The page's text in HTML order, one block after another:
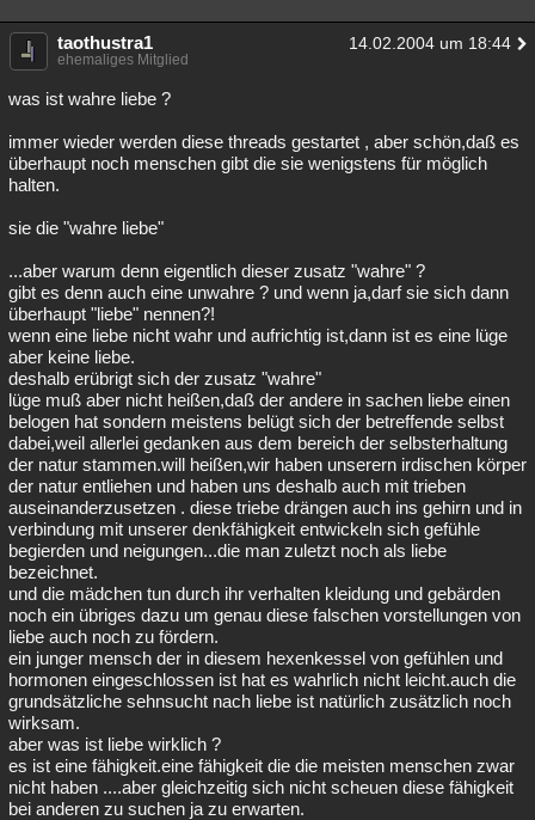
taothustra1 14.02.2004 um 18:44
ehemaliges Mitglied
was ist wahre liebe ?
immer wieder werden diese threads gestartet , aber schön,daß es
überhaupt noch menschen gibt die sie wenigstens für möglich
halten.
sie die "wahre liebe"
...aber warum denn eigentlich dieser zusatz "wahre" ?
gibt es denn auch eine unwahre ? und wenn ja,darf sie sich dann
überhaupt "liebe" nennen?!
wenn eine liebe nicht wahr und aufrichtig ist,dann ist es eine lüge
aber keine liebe.
deshalb erübrigt sich der zusatz "wahre"
lüge muß aber nicht heißen,daß der andere in sachen liebe einen
belogen hat sondern meistens belügt sich der betreffende selbst
dabei,weil allerlei gedanken aus dem bereich der selbsterhaltung
der natur stammen.will heißen,wir haben unserern irdischen körper
der natur entliehen und haben uns deshalb auch mit trieben
auseinanderzusetzen . diese triebe drängen auch ins gehirn und in
verbindung mit unserer denkfähigkeit entwickeln sich gefühle
begierden und neigungen...die man zuletzt noch als liebe
bezeichnet.
und die mädchen tun durch ihr verhalten kleidung und gebärden
noch ein übriges dazu um genau diese falschen vorstellungen von
liebe auch noch zu fördern.
ein junger mensch der in diesem hexenkessel von gefühlen und
hormonen eingeschlossen ist hat es wahrlich nicht leicht.auch die
grundsätzliche sehnsucht nach liebe ist natürlich zusätzlich noch
wirksam.
aber was ist liebe wirklich ?
es ist eine fähigkeit.eine fähigkeit die die meisten menschen zwar
nicht haben ....aber gleichzeitig sich nicht scheuen diese fähigkeit
bei anderen zu suchen ja zu erwarten.